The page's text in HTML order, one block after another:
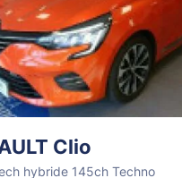
Clio
hybride 145ch Techno